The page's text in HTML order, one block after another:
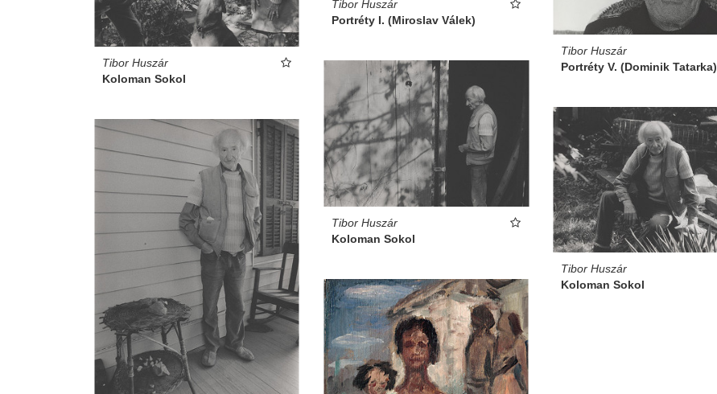
Tibor Huszár
Portréty I. (Miroslav Válek)
Tibor Huszár
Portréty V. (Dominik Tatarka)
Tibor Huszár
Koloman Sokol
Tibor Huszár
Koloman Sokol
Tibor Huszár
Koloman Sokol